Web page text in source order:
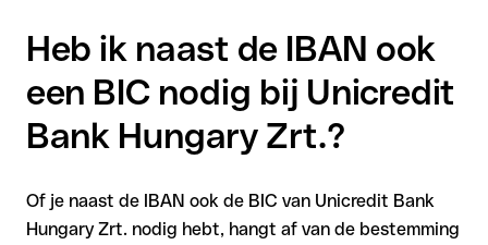
Heb ik naast de IBAN ook
een BIC nodig bij Unicredit
Bank Hungary Zrt.?
Of je naast de IBAN ook de BIC van Unicredit Bank
Hungary Zrt. nodig hebt, hangt af van de bestemming